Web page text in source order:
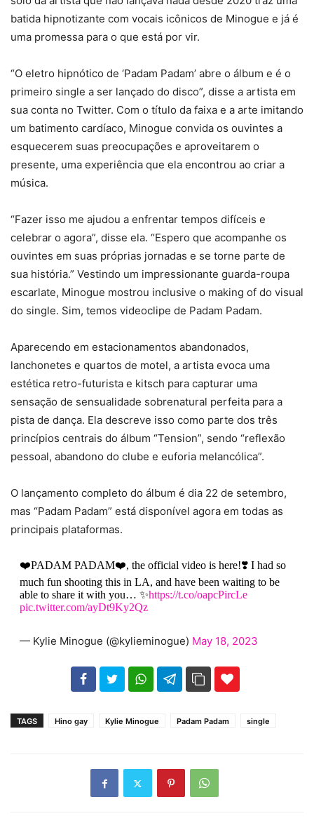
batida hipnotizante com vocais icônicos de Minogue e já é
uma promessa para o que está por vir.
“O eletro hipnótico de ‘Padam Padam’ abre o álbum e é o
primeiro single a ser lançado do disco”, disse a artista em
sua conta no Twitter. Com o título da faixa e a arte imitando
um batimento cardíaco, Minogue convida os ouvintes a
esquecerem suas preocupações e aproveitarem o
presente, uma experiência que ela encontrou ao criar a
música.
“Fazer isso me ajudou a enfrentar tempos difíceis e
celebrar o agora”, disse ela. “Espero que acompanhe os
ouvintes em suas próprias jornadas e se torne parte de
sua história.” Vestindo um impressionante guarda-roupa
escarlate, Minogue mostrou inclusive o making of do visual
do single. Sim, temos videoclipe de Padam Padam.
Aparecendo em estacionamentos abandonados,
lanchonetes e quartos de motel, a artista evoca uma
estética retro-futurista e kitsch para capturar uma
sensação de sensualidade sobrenatural perfeita para a
pista de dança. Ela descreve isso como parte dos três
princípios centrais do álbum “Tension”, sendo “reflexão
pessoal, abandono do clube e euforia melancólica”.
O lançamento completo do álbum é dia 22 de setembro,
mas “Padam Padam” está disponível agora em todas as
principais plataformas.
❤️PADAM PADAM❤️, the official video is here!❣️ I had so
much fun shooting this in LA, and have been waiting to be
able to share it with you… ✨https://t.co/oapcPircLe
pic.twitter.com/ayDt9Ky2Qz
— Kylie Minogue (@kylieminogue) May 18, 2023
102 35
TAGS Hino gay Kylie Minogue Padam Padam single